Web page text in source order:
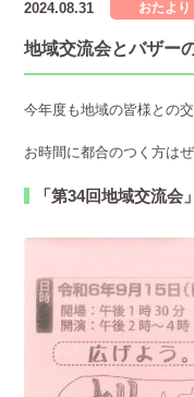
2024.08.31 おたより
地域交流会とバザー
今年度も地域の皆様との
お時間に都合のつく方は
「第34回地域交流会」